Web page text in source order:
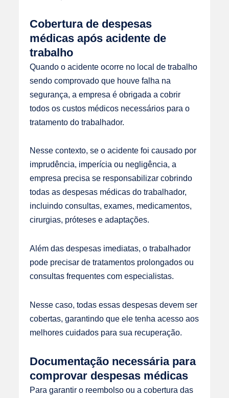
Cobertura de despesas
médicas após acidente de
trabalho
Quando o acidente ocorre no local de trabalho
sendo comprovado que houve falha na
segurança, a empresa é obrigada a cobrir
todos os custos médicos necessários para o
tratamento do trabalhador.
Nesse contexto, se o acidente foi causado por
imprudência, imperícia ou negligência, a
empresa precisa se responsabilizar cobrindo
todas as despesas médicas do trabalhador,
incluindo consultas, exames, medicamentos,
cirurgias, próteses e adaptações.
Além das despesas imediatas, o trabalhador
pode precisar de tratamentos prolongados ou
consultas frequentes com especialistas.
Nesse caso, todas essas despesas devem ser
cobertas, garantindo que ele tenha acesso aos
melhores cuidados para sua recuperação.
Documentação necessária para
comprovar despesas médicas
Para garantir o reembolso ou a cobertura das